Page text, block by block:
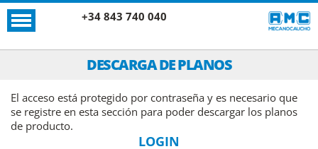
+34 843 740 040
DESCARGA DE PLANOS
El acceso está protegido por contraseña y es necesario que
se registre en esta sección para poder descargar los planos
de producto.
LOGIN